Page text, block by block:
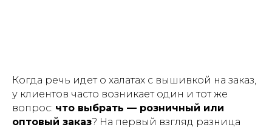
Когда речь идет о халатах с вышивкой на заказ,
у клиентов часто возникает один и тот же
вопрос: что выбрать — розничный или
оптовый заказ? На первый взгляд разница